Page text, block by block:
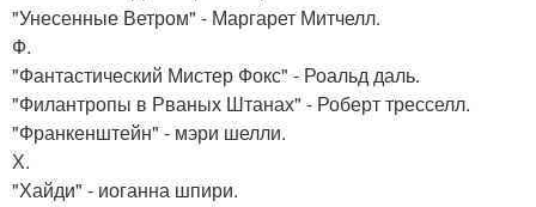
"Унесенные Ветром" - Маргарет Митчелл.
Ф.
"Фантастический Мистер Фокс" - Роальд даль.
"Филантропы в Рваных Штанах" - Роберт тресселл.
"Франкенштейн" - мэри шелли.
Х.
"Хайди" - иоганна шпири.